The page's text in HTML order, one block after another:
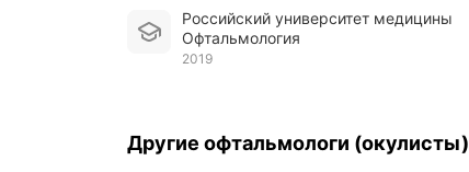
н
и
к
н
Российский университет медицины
Офтальмология
2019
Другие офтальмологи (окулисты)